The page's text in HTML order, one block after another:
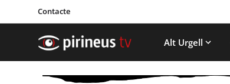
Contacte
Alt Urgell